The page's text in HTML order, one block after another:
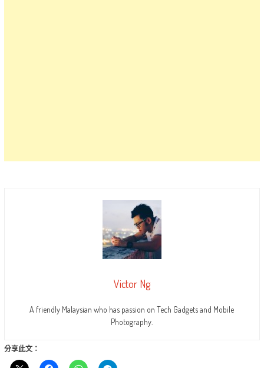
Victor Ng
A friendly Malaysian who has passion on Tech Gadgets and Mobile
Photography.
分享此文：